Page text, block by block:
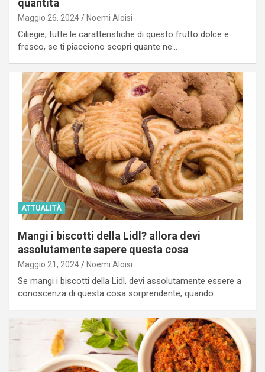
quantità
Maggio 26, 2024 Noemi Aloisi
Ciliegie, tutte le caratteristiche di questo frutto dolce e
fresco, se ti piacciono scopri quante ne…
ATTUALITÀ
Mangi i biscotti della Lidl? allora devi
assolutamente sapere questa cosa
Maggio 21, 2024 Noemi Aloisi
Se mangi i biscotti della Lidl, devi assolutamente essere a
conoscenza di questa cosa sorprendente, quando…